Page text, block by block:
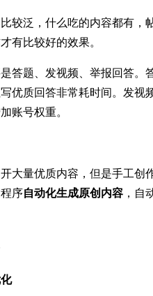
较泛，什么吃的内容都有，
有比较好的效果。
答题、发视频、举报回答。
优质回答非常耗时间。发视
账号权重。
大量优质内容，但是手工创
序自动化生成原创内容 ，自